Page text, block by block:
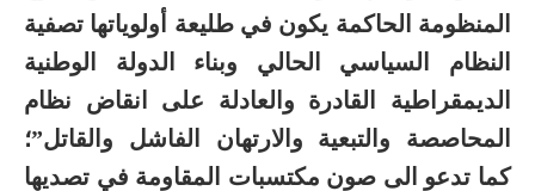
المنظومة الحاكمة يكون في طليعة أولوياتها تصفية
النظام السياسي الحالي وبناء الدولة الوطنية
الديمقراطية القادرة والعادلة على انقاض نظام
المحاصصة والتبعية والارتهان الفاشل والقاتل”؛
كما تدعو الى صون مكتسبات المقاومة في تصديها